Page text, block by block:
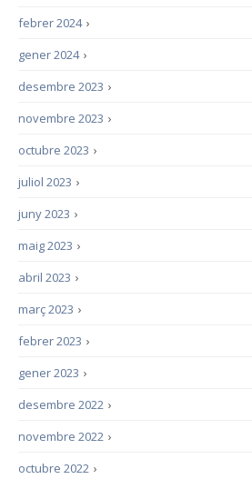
›
febrer 2024
›
gener 2024
›
desembre 2023
›
novembre 2023
›
octubre 2023
›
juliol 2023
›
juny 2023
›
maig 2023
›
abril 2023
›
març 2023
›
febrer 2023
›
gener 2023
›
desembre 2022
›
novembre 2022
›
octubre 2022